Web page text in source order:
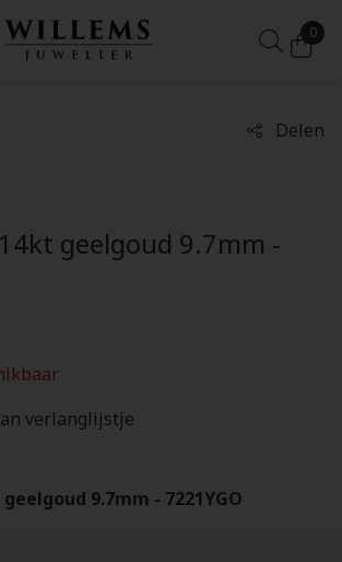
0
Delen
geelgoud 9.7mm -
verlanglijstje
9.7mm - 7221YGO